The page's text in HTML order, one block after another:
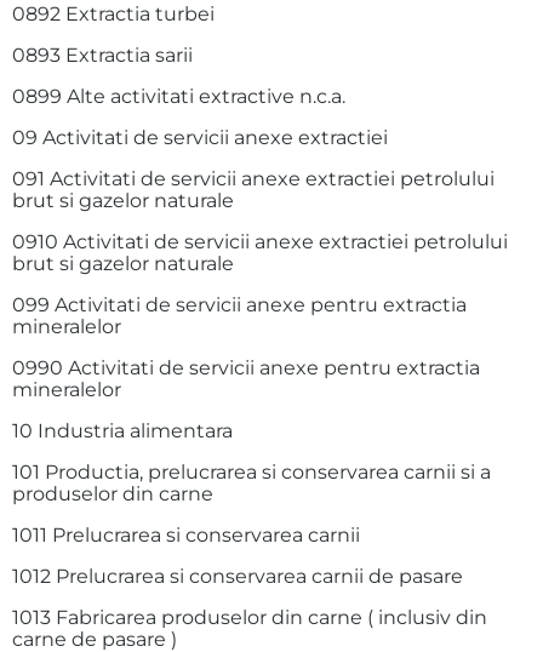
0892 Extractia turbei
0893 Extractia sarii
0899 Alte activitati extractive n.c.a.
09 Activitati de servicii anexe extractiei
091 Activitati de servicii anexe extractiei petrolului
brut si gazelor naturale
0910 Activitati de servicii anexe extractiei petrolului
brut si gazelor naturale
099 Activitati de servicii anexe pentru extractia
mineralelor
0990 Activitati de servicii anexe pentru extractia
mineralelor
10 Industria alimentara
101 Productia, prelucrarea si conservarea carnii si a
produselor din carne
1011 Prelucrarea si conservarea carnii
1012 Prelucrarea si conservarea carnii de pasare
1013 Fabricarea produselor din carne ( inclusiv din
carne de pasare )